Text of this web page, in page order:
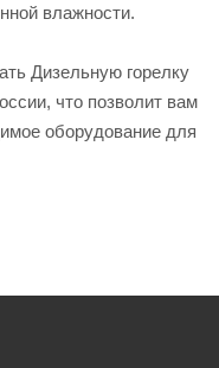
влажности.
Дизельную горелку
что позволит вам
оборудование для